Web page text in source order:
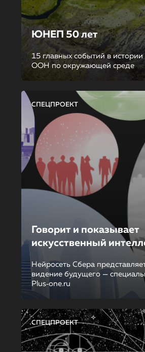
ЮНЕП 50 лет
15 главных событий в
ООН по окружающей среде
СПЕЦПРОЕКТ
Говорит и показывает
искусственный
Нейросеть Сбера
видение будущего —
Plus‑one.ru
СПЕЦПРОЕКТ